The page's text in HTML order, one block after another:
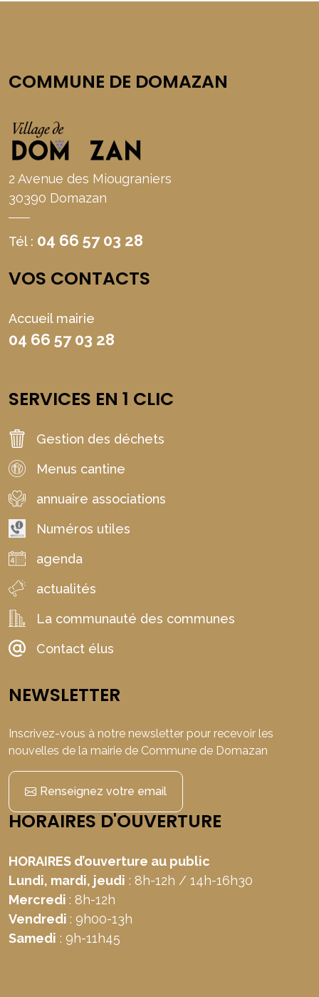
COMMUNE DE DOMAZAN
2 Avenue des Miougraniers
30390 Domazan
Tél : 04 66 57 03 28
VOS CONTACTS
Accueil mairie
04 66 57 03 28
SERVICES EN 1 CLIC
Gestion des déchets
Menus cantine
annuaire associations
Numéros utiles
agenda
actualités
La communauté des communes
Contact élus
NEWSLETTER
Inscrivez-vous à notre newsletter pour recevoir les
nouvelles de la mairie de Commune de Domazan
Renseignez votre email
HORAIRES D'OUVERTURE
HORAIRES d’ouverture au public
Lundi, mardi, jeudi : 8h-12h / 14h-16h30
Mercredi : 8h-12h
Vendredi : 9h00-13h
Samedi : 9h-11h45